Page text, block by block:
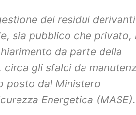
dei residui
sia pubblico che privato,
da parte della
circa gli sfalci da
posto dal Ministero
Energetica (MASE).